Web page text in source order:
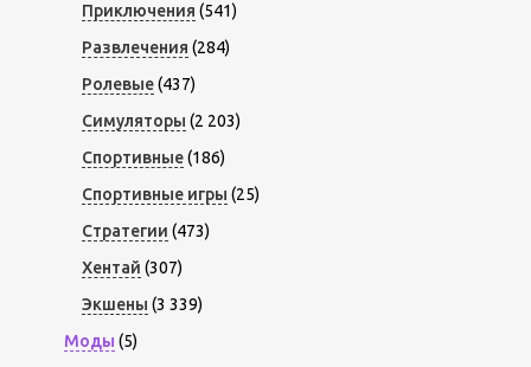
Приключения (541)
Развлечения (284)
Ролевые(437)
Симуляторы (2 203)
Спортивные(186)
Спортивные игры (25)
Стратегии (473)
Хентай (307)
Экшены (3 339)
Моды (5)